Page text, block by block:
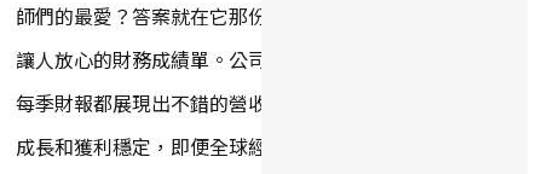
師們的最愛？答案就在它那份
讓人放心的財務成績單。公司
每季財報都展現出不錯的營收
成長和獲利穩定，即便全球經